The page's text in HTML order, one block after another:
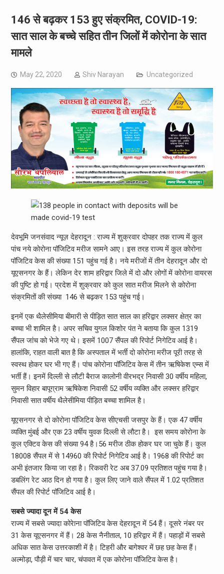
146 से बढ़कर 153 हुए संक्रमित, COVID-19:
सात साल के बच्चे सहित तीन जिलों में कोरोना के सात
मामले
May 22, 2020 Shiv Narayan Uncategorized
देवभूमि जनसंवाद न्यूज़ देहरादून : राज्य में शुक्रवार दोपहर तक राज्य में कुल
पांच नये कोरोना पॉजिटिव मरीज सामने आए। इस तरह राज्य में कुल कोरोना
पॉजिटिव केस की संख्या 151 पहुंच गई है। नये मरीजों में तीन देहरादून और दो
यूएसनगर के हैं। लेकिन देर शाम हरिद्वार जिले में दो और लोगों में कोरोना वायरस
की पुष्टि हो गई। प्रदेश में शुक्रवार को कुल सात मरीज मिलने से कोरोना
संक्रमितों की संख्या 146 से बढ़कर 153 पहुंच गई।
इनमें एक थैलेसीमिया बीमारी से पीड़ित सात साल का हरिद्वार लक्सर क्षेत्र का
बच्चा भी शामिल है। अपर सचिव युगल किशोर पंत ने बताया कि कुल 1319
सैंपल जांच को भेजे गए थे। इसमें 1007 सैंपल की रिपोर्ट निगेटिव आई है।
हालांकि, राहत वाली बात है कि अस्पताल में भर्ती दो कोरोना मरीज पूरी तरह से
स्वस्थ होकर घर भी गए हैं। पांच कोरोना पॉजिटिव केस में तीन ऋषिकेश एम्स में
भर्ती हैं। इनमें दिल्ली से लौटी बैराज कालोनी वीरभद्र निवासी 30 वर्षीय महिला,
सुमन विहार बापूग्राम ऋषिकेश निवासी 52 वर्षीय व्यक्ति और लक्सर हरिद्वार
निवासी सात वर्षीय थैलेसीमिया पीड़ित बच्चा शामिल है।
यूएसनगर से दो कोरोना पॉजिटिव केस सीएचसी जसपुर के हैं। एक 47 वर्षीय
व्यक्ति मुंबई और एक 23 वर्षीय युवक दिल्ली से लौटा है। इस समय कोरोना के
कुल एक्टिव केस की संख्या 94 है।56 मरीज ठीक होकर घर जा चुके हैं। कुल
18008 सैंपल में से 14960 की रिपोर्ट निगेटिव आई है। 1968 की रिपोर्ट का
अभी इंतजार किया जा रहा है। रिकवरी रेट अब 37.09 प्रतिशत पहुंच गया है।
डबलिंग रेट आठ दिन हो गया है। कुल लिए जाने वाले सैंपल में 1.02 प्रतिशत
सैंपल की रिपोर्ट पॉजिटिव आई है।
सबसे ज्यादा दून में 54 केस
राज्य में सबसे ज्यादा कोरेाना पॉजिटिव केस देहरादून में 54 हैं। दूसरे नंबर पर
31 केस यूएसनगर में हैं। 28 केस नैनीताल, 10 हरिद्वार में हैं। पहाड़ों में सबसे
अधिक सात केस उत्तरकाशी में है। टिहरी और बागेश्वर में छह छह केस हैं।
अल्मोड़ा, पौड़ी में चार चार, चंपावत में एक कोरोना पॉजिटिव केस है।